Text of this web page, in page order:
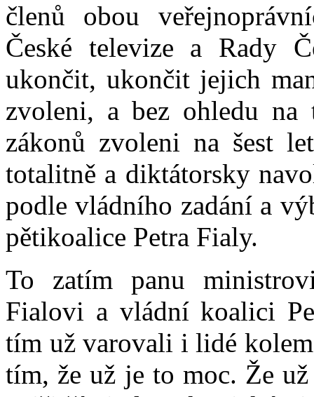
členů obou
České televize a Rady
ukončit, ukončit jejich
zvoleni, a bez ohledu
zákonů zvoleni na šest
totalitně a diktátorsky
podle vládního zadání a
pětikoalice Petra Fialy.
To zatím panu
Fialovi a vládní koalici
tím už varovali i lidé
tím, že už je to moc. Že